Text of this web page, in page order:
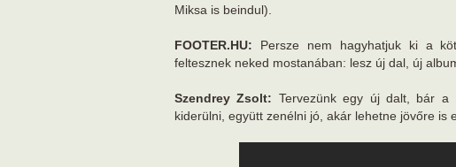
Miksa is beindul).
FOOTER.HU: Persze nem hagyhatjuk ki a
feltesznek neked mostanában: lesz új dal, új
Szendrey Zsolt: Tervezünk egy új dalt, bár
kiderülni, együtt zenélni jó, akár lehetne jövőre is